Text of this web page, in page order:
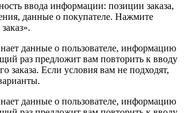
ввода информации: позиции заказа,
данные о покупателе. Нажмите
данные о пользователе, информацию
раз предложит вам повторить к вводу
заказа. Если условия вам не подходят,
данные о пользователе, информацию